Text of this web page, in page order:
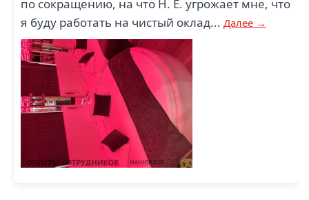
по сокращению, на что Н. Е. угрожает мне, что
я буду работать на чистый оклад... Далее →